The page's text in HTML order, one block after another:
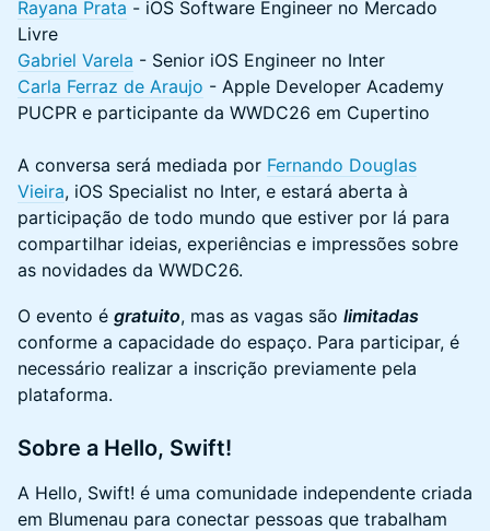
Rayana Prata - iOS Software Engineer no Mercado
Livre
Gabriel Varela - Senior iOS Engineer no Inter
Carla Ferraz de Araujo - Apple Developer Academy
PUCPR e participante da WWDC26 em Cupertino
A conversa será mediada por Fernando Douglas
Vieira, iOS Specialist no Inter, e estará aberta à
participação de todo mundo que estiver por lá para
compartilhar ideias, experiências e impressões sobre
as novidades da WWDC26.
O evento é gratuito, mas as vagas são limitadas
conforme a capacidade do espaço. Para participar, é
necessário realizar a inscrição previamente pela
plataforma.
Sobre a Hello, Swift!
A Hello, Swift! é uma comunidade independente criada
em Blumenau para conectar pessoas que trabalham